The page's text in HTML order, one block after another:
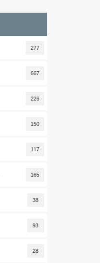
277
667
226
150
117
165
38
93
28